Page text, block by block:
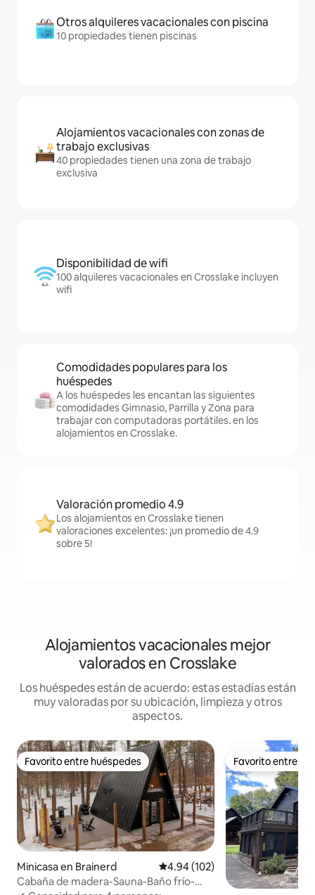
Otros alquileres vacacionales con piscina
10 propiedades tienen piscinas
Alojamientos vacacionales con zonas de
trabajo exclusivas
40 propiedades tienen una zona de trabajo
exclusiva
Disponibilidad de wifi
100 alquileres vacacionales en Crosslake incluyen
wifi
Comodidades populares para los
huéspedes
A los huéspedes les encantan las siguientes
comodidades Gimnasio, Parrilla y Zona para
trabajar con computadoras portátiles. en los
alojamientos en Crosslake.
Valoración promedio 4.9
Los alojamientos en Crosslake tienen
valoraciones excelentes: ¡un promedio de 4.9
sobre 5!
Alojamientos vacacionales mejor
valorados en Crosslake
Los huéspedes están de acuerdo: estas estadías están
muy valoradas por su ubicación, limpieza y otros
aspectos.
Favorito entre huéspedes
Favorito entre huéspedes
Minicasa en Brainerd Calificación promedio: 4.94 de
4.94 (102)
Cabaña de madera-Sauna-Baño frío-
Favorito entre
Favorito entre